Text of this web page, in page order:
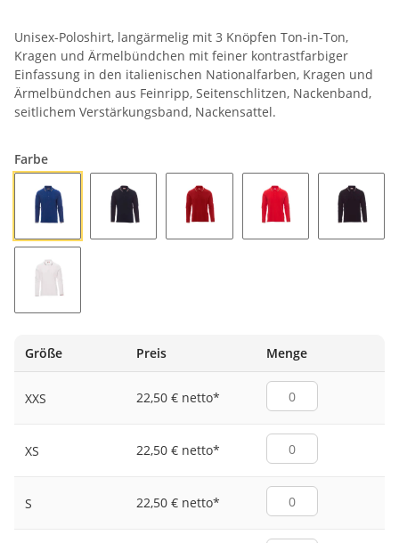
Unisex-Poloshirt, langärmelig mit 3 Knöpfen Ton-in-Ton,
Kragen und Ärmelbündchen mit feiner kontrastfarbiger
Einfassung in den italienischen Nationalfarben, Kragen und
Ärmelbündchen aus Feinripp, Seitenschlitzen, Nackenband,
seitlichem Verstärkungsband, Nackensattel.
Farbe
KÖNIGSBLAU/ITALIEN
Größe
Preis Menge
XXS 22,50 € netto*
XS 22,50 € netto*
S 22,50 € netto*